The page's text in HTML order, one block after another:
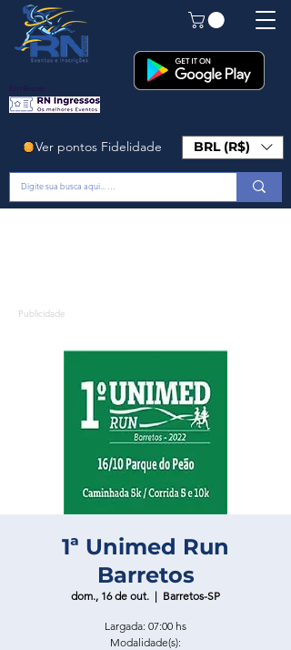
Em Breve!
Ver pontos Fidelidade BRL (R$)
Publicidade
1ª Unimed Run
Barretos
dom., 16 de out.
  |
Barretos-SP
Largada: 07:00 hs
Modalidade(s):